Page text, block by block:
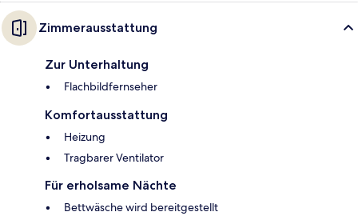
Zimmerausstattung
Zur Unterhaltung
Flachbildfernseher
Komfortausstattung
Heizung
Tragbarer Ventilator
Für erholsame Nächte
Bettwäsche wird bereitgestellt